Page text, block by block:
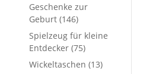
Geschenke zur
Geburt (146)
Spielzeug für kleine
Entdecker (75)
Wickeltaschen (13)